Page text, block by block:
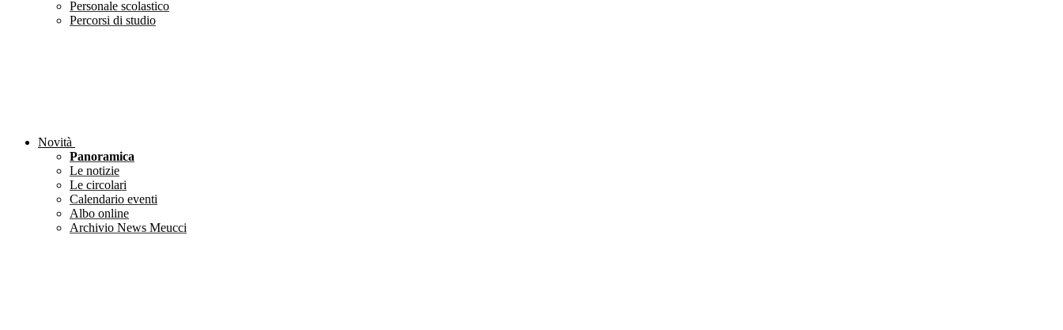
Personale scolastico
Percorsi di studio
Novità
Panoramica
Le notizie
Le circolari
Calendario eventi
Albo online
Archivio News Meucci